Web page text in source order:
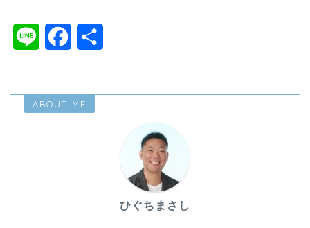
e e
ABOUT ME
ひぐちまさし